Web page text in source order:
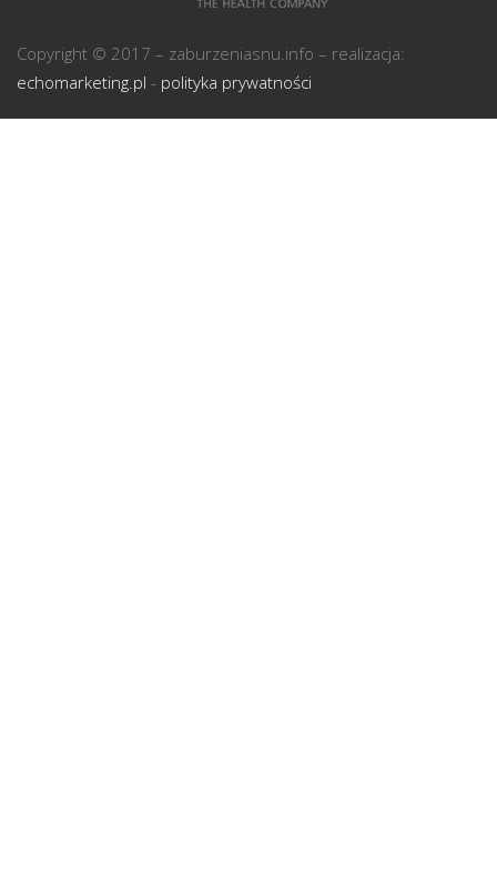
Copyright © 2017 – zaburzeniasnu.info – realizacja:
echomarketing.pl - polityka prywatności